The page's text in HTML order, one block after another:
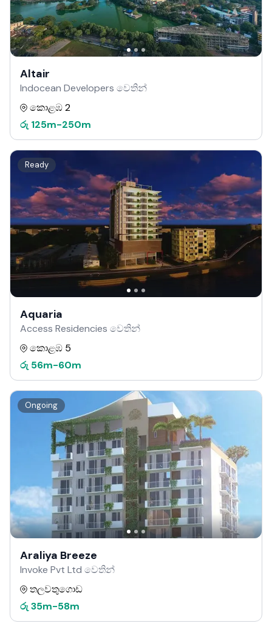
Altair
Indocean Developers වෙතින්
කොළඹ 2
රු 125m-250m
Ready
Aquaria
Access Residencies වෙතින්
කොළඹ 5
රු 56m-60m
Ongoing
Araliya Breeze
Invoke Pvt Ltd වෙතින්
තලවතුගොඩ
රු 35m-58m